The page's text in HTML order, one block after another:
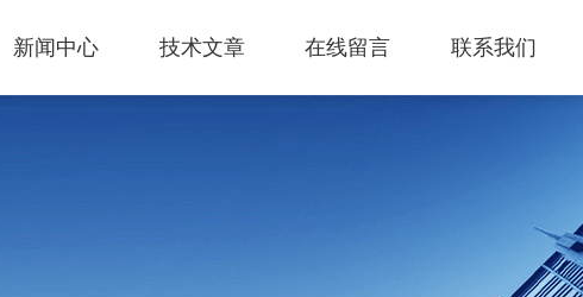
新闻中心 技术文章 在线留言 联系我们